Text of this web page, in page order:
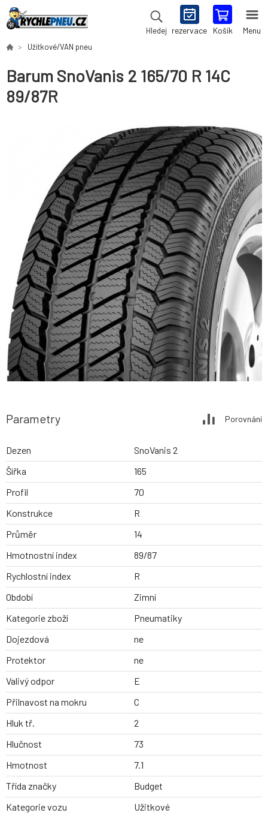
Hledej rezervace Košík Menu
Užitkové/VAN pneu
Barum SnoVanis 2 165/70 R 14C
89/87R
Parametry Porovnání
Dezen
SnoVanis 2
Šířka
165
Profil
70
Konstrukce
R
Průměr
14
Hmotnostní index
89/87
Rychlostní index
R
Období
Zimní
Kategorie zboží
Pneumatiky
Dojezdová
ne
Protektor
ne
Valivý odpor
E
Přilnavost na mokru
C
Hluk tř.
2
Hlučnost
73
Hmotnost
7.1
Třída značky
Budget
Kategorie vozu
Užitkové